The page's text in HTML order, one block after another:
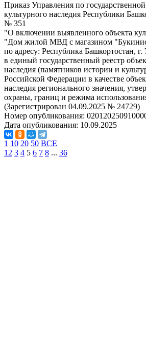
Приказ Управления по
культурного наследия Республики
№ 351
"О включении выявленного объекта
"Дом жилой МВД с магазином
по адресу: Республика Башкортостан,
в единый государственный реестр
наследия (памятников истории и
Российской Федерации в качестве
наследия регионального значения,
охраны, границ и режима
(Зарегистрирован 04.09.2025 № 24729)
Номер опубликования:
Дата опубликования: 10.09.2025
1 10 20 50 ВСЕ
1 2 3 4 5 6 7 8 ... 36